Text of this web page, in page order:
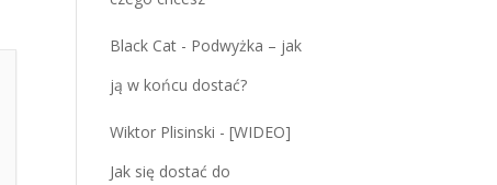
Black Cat- Podwyżka – jak
ją w końcu dostać?
Wiktor Plisinski - [WIDEO]
Jak się dostać do